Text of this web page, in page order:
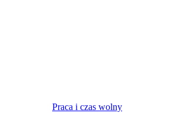
Praca i czas wolny